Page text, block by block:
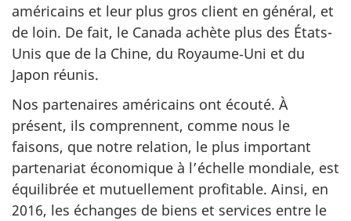
américains et leur plus gros client en général, et
de loin. De fait, le Canada achète plus des États-
Unis que de la Chine, du Royaume‑Uni et du
Japon réunis.
Nos partenaires américains ont écouté. À
présent, ils comprennent, comme nous le
faisons, que notre relation, le plus important
partenariat économique à l’échelle mondiale, est
équilibrée et mutuellement profitable. Ainsi, en
2016, les échanges de biens et services entre le